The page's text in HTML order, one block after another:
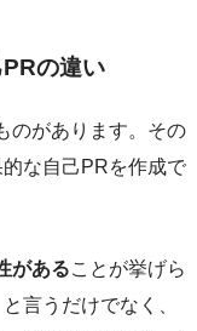
の違い
のがあります。その
な自己PRを作成で
があることが挙げら
言うだけでなく、